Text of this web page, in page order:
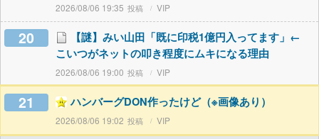
2026/08/06 19:35 VIP
20
【謎】みい山田「既に印税1億円入ってます」←
こいつがネットの叩き程度にムキになる理由
2026/08/06 19:00 VIP
21 ハンバーグDON作ったけど（※画像あり）
2026/08/06 19:02 VIP